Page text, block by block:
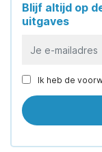
Blijf altijd op
uitgaves
Ik heb de